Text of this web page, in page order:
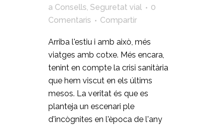
a Consells Seguretat vial
0
Comentaris
Compartir
Arriba l'estiu i amb això, més
viatges amb cotxe. Més encara,
tenint en compte la crisi sanitària
que hem viscut en els últims
mesos. La veritat és que es
planteja un escenari ple
d'incògnites en l'època de l'any